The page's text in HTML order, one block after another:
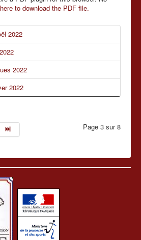
to download the PDF file.
2022
2022
2022
Page 3 sur 8